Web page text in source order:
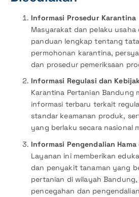
Informasi Prosedur Karantina
Masyarakat dan pelaku usaha
panduan lengkap tentang
permohonan karantina,
dan prosedur pemeriksaan
Informasi Regulasi dan
Karantina Pertanian Bandung
informasi terbaru terkait
standar keamanan produk,
yang berlaku secara nasional
Informasi Pengendalian
Layanan ini memberikan
dan penyakit tanaman yang
pertanian di wilayah
pencegahan dan